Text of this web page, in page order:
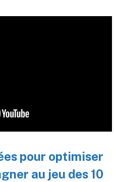
pour optimiser
au jeu des 10